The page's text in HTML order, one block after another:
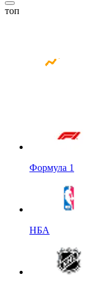
топ
Формула 1
НБА